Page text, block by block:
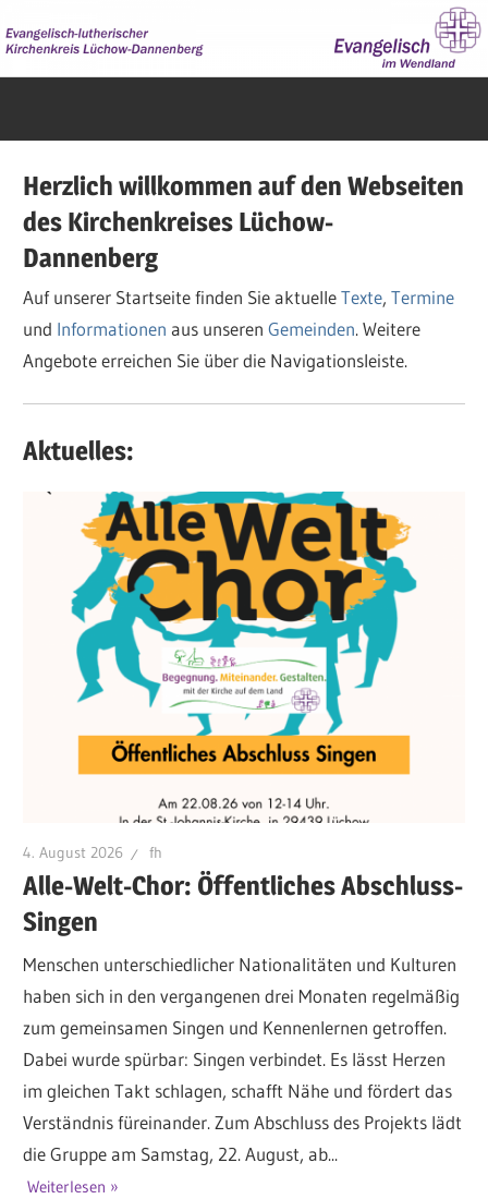
Inhalt
springen
Herzlich willkommen auf den Webseiten
des Kirchenkreises Lüchow-
Dannenberg
Auf unserer Startseite finden Sie aktuelleTexte,Termine
und Informationen aus unserenGemeinden. Weitere
Angebote erreichen Sie über die Navigationsleiste.
Aktuelles:
4. August 2026 fh
Alle-Welt-Chor: Öffentliches Abschluss-
Singen
Menschen unterschiedlicher Nationalitäten und Kulturen
haben sich in den vergangenen drei Monaten regelmäßig
zum gemeinsamen Singen und Kennenlernen getroffen.
Dabei wurde spürbar: Singen verbindet. Es lässt Herzen
im gleichen Takt schlagen, schafft Nähe und fördert das
Verständnis füreinander. Zum Abschluss des Projekts lädt
die Gruppe am Samstag, 22. August, ab...
Weiterlesen